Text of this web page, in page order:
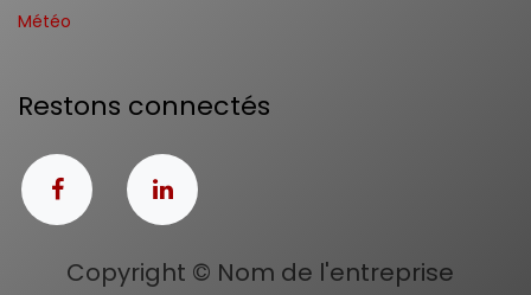
Météo
Restons connectés
Copyright © Nom de l'entreprise